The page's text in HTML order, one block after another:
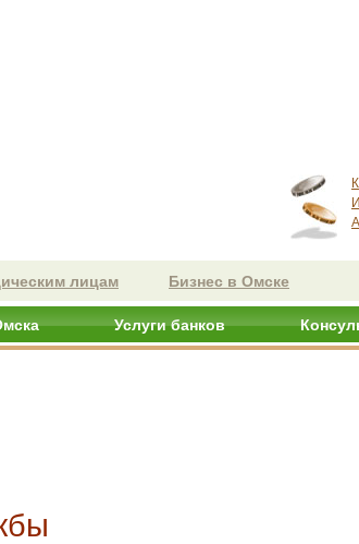
лицам Бизнес в Омске
Услуги банков